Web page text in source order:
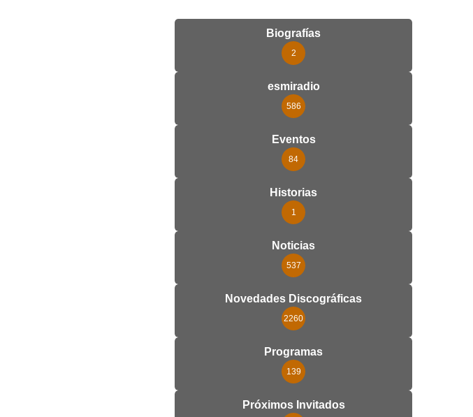
Biografías
2
esmiradio
586
Eventos
84
Historias
1
Noticias
537
Novedades Discográficas
2260
Programas
139
Próximos Invitados